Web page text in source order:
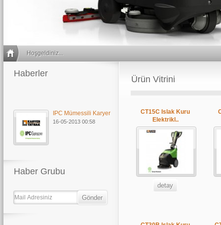
Hoşgeldiniz...
Haberler
IPC Mümessili Karyer
16-05-2013 00:58
Haber Grubu
Ürün Vitrini
CT15C Islak Kuru
Elektrikl..
detay